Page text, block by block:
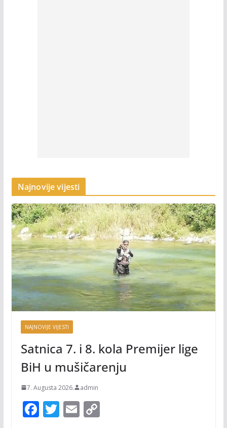
Najnovije vijesti
NAJNOVIJE VIJESTI
Satnica 7. i 8. kola Premijer lige
BiH u mušičarenju
7. Augusta 2026. admin
F T E C